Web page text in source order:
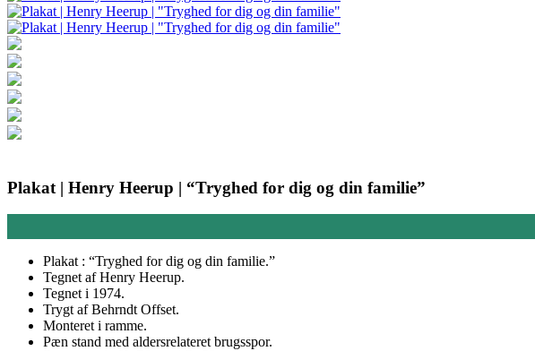
Plakat | Henry Heerup | “Tryghed for dig og din familie”
Plakat : “Tryghed for dig og din familie.”
Tegnet af Henry Heerup.
Tegnet i 1974.
Trygt af Behrndt Offset.
Monteret i ramme.
Pæn stand med aldersrelateret brugsspor.